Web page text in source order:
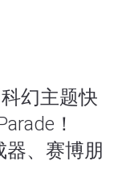
幻主题快
！
、赛博朋